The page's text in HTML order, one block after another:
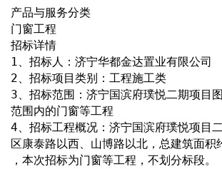
产品与服务分类
门窗工程
招标详情
1、招标人：济宁华都金达置业有限公司
2、招标项目类别：工程施工类
3、招标范围：济宁国滨府璞悦二期项目
范围内的门窗等工程
4、招标工程概况：济宁国滨府璞悦项目
区康泰路以西、山博路以北，总建筑面
，本次招标为门窗等工程，不划分标段。